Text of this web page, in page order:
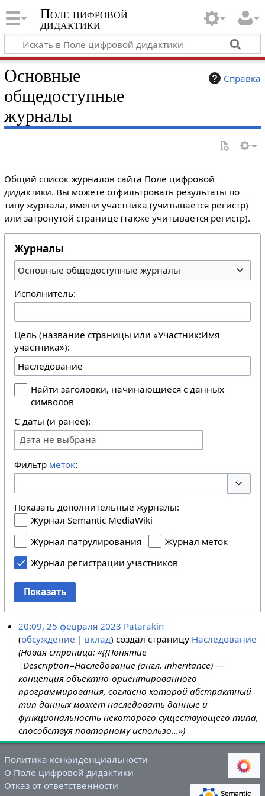
Поле цифровой
дидактики
Справка
Основные
общедоступные
журналы
Общий список журналов сайта Поле цифровой
дидактики. Вы можете отфильтровать результаты по
типу журнала, имени участника (учитывается регистр)
или затронутой странице (также учитывается регистр).
Журналы
Основные общедоступные журналы
Исполнитель:
Цель (название страницы или «Участник:Имя
участника»):
Найти заголовки, начинающиеся с данных
символов
С даты (и ранее):
Дата не выбрана
Фильтр меток:
Показать дополнительные журналы:
Журнал Semantic MediaWiki
Журнал патрулирования
Журнал меток
Журнал регистрации участников
Показать
20:09, 25 февраля 2023 Patarakin
обсуждение
вклад создал страницу Наследование
(Новая страница: «{{Понятие
|Description=Наследование (англ. inheritance) —
концепция объектно-ориентированного
программирования, согласно которой абстрактный
тип данных может наследовать данные и
функциональность некоторого существующего типа,
способствуя повторному использо...»)
Политика конфиденциальности
О Поле цифровой дидактики
Отказ от ответственности